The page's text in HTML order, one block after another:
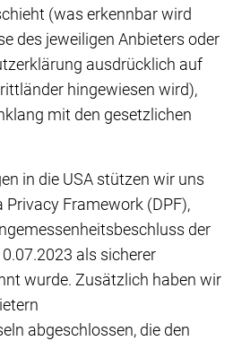
(was erkennbar wird
des jeweiligen Anbieters oder
ausdrücklich auf
hingewiesen wird),
mit den gesetzlichen
in die USA stützen wir uns
Framework (DPF),
der
als sicherer
wurde. Zusätzlich haben wir
abgeschlossen, die den